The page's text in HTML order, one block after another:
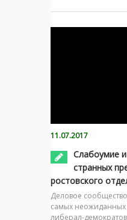
11.07.2017
Слабоумие
странных
ростовского
Деловое
самых неожиданных
либерал-